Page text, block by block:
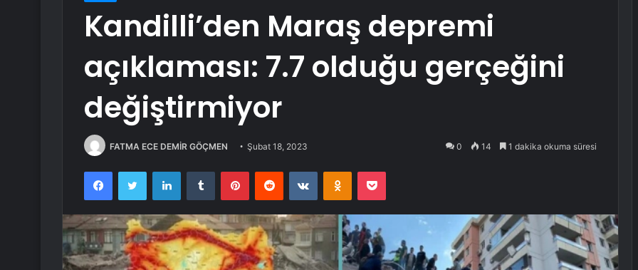
Kandilli’den Maraş depremi
açıklaması: 7.7 olduğu gerçeğini
değiştirmiyor
FATMA ECE DEMİR GÖÇMEN Şubat 18, 2023 0 14 1 dakika okuma süresi
FacebookTwitter LinkedInTumblr PinterestReddit VKontakteOdnoklassniki
Pocket